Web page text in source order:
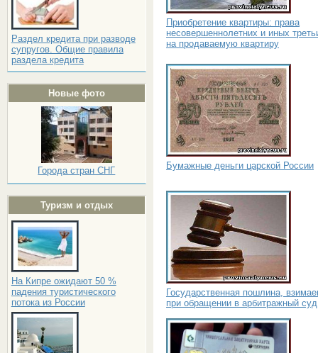
Раздел кредита при разводе
супругов. Общие правила
раздела кредита
Новые фото
Города стран СНГ
Туризм и отдых
На Кипре ожидают 50 %
падения туристического
потока из России
Приобретение квартиры: права
несовершеннолетних и иных
на продаваемую квартиру
Бумажные деньги царской России
Государственная пошлина,
при обращении в арбитражный суд